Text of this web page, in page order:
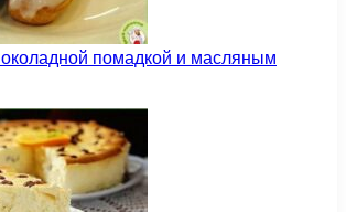
помадкой и масляным